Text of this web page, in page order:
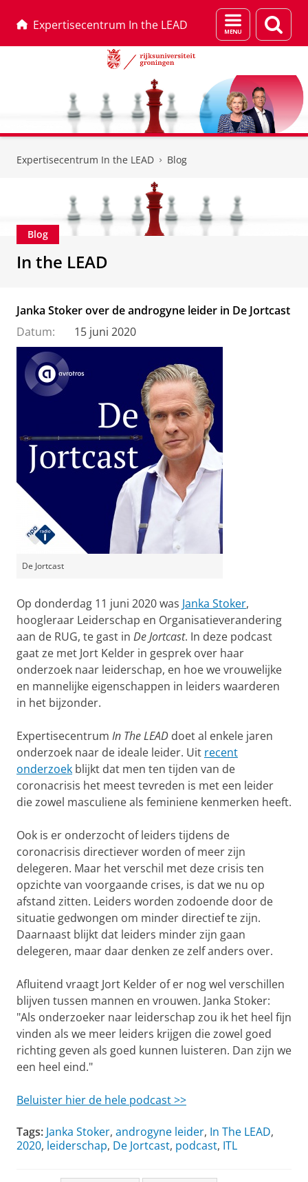
Expertisecentrum In the LEAD
Menu
en
Expertisecentrum In the LEAD Blog
Blog
In the LEAD
Janka Stoker over de androgyne leider in De Jortcast
Datum:
15 juni 2020
De Jortcast
Op donderdag 11 juni 2020 was Janka Stoker,
hoogleraar Leiderschap en Organisatieverandering
aan de RUG, te gast in De Jortcast. In deze podcast
gaat ze met Jort Kelder in gesprek over haar
onderzoek naar leiderschap, en hoe we vrouwelijke
en mannelijke eigenschappen in leiders waarderen
in het bijzonder.
Expertisecentrum In The LEAD doetal enkele jaren
onderzoek naar de ideale leider. Uit recent
onderzoek blijkt dat men ten tijden van de
coronacrisis het meest tevreden is met een leider
die zowel masculiene als feminiene kenmerken heeft.
Ook is er onderzocht of leiders tijdens de
coronacrisis directiever worden of meer zijn
delegeren. Maar het verschil met deze crisis ten
opzichte van voorgaande crises, is dat we nu op
afstand zitten. Leiders worden zodoende door de
situatie gedwongen om minder directief te zijn.
Daarnaast blijkt dat leiders minder zijn gaan
delegeren, maar daar denken ze zelf anders over.
Afluitend vraagt Jort Kelder of er nog wel verschillen
blijven tussen mannen en vrouwen. Janka Stoker:
"Als onderzoeker naar leiderschap zou ik het heel fijn
vinden als we meer leiders krijgen die zowel goed
richting geven als goed kunnen luisteren. Dan zijn we
een heel eind."
Beluister hier de hele podcast >>
Tags: Janka Stoker, androgyne leider, In The LEAD,
2020, leiderschap, De Jortcast, podcast, ITL